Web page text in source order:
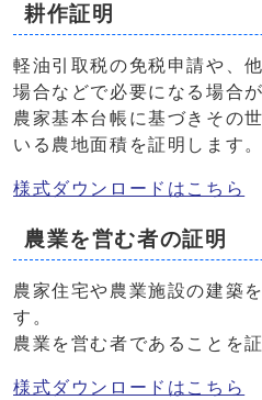
耕作証明
軽油引取税の免税申請や、
場合などで必要になる場合
農家基本台帳に基づきその
いる農地面積を証明します。
様式ダウンロードはこちら
農業を営む者の証明
農家住宅や農業施設の建築
す。
農業を営む者であることを
様式ダウンロードはこちら